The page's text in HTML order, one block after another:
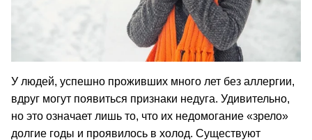
У людей, успешно проживших много лет без аллергии,
вдруг могут появиться признаки недуга. Удивительно,
но это означает лишь то, что их недомогание «зрело»
долгие годы и проявилось в холод. Существуют